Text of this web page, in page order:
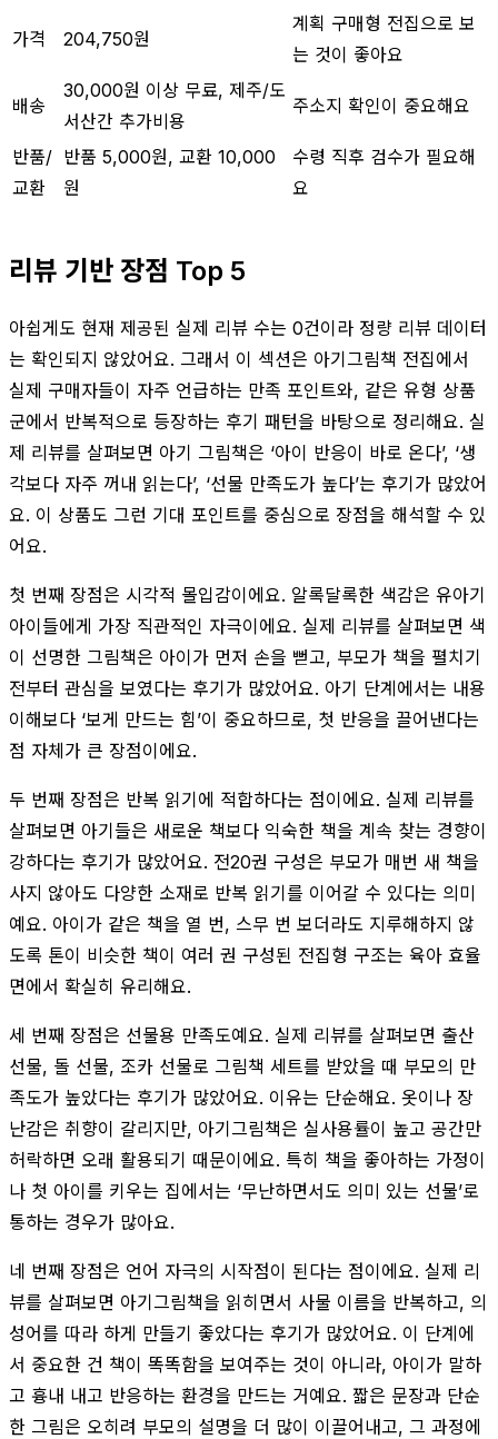
가격 204,750원
계획 구매형 전집으로 보
는 것이 좋아요
배송
30,000원 이상 무료, 제주/도
서산간 추가비용
주소지 확인이 중요해요
반품/
교환
반품 5,000원, 교환 10,000
원
수령 직후 검수가 필요해
요
리뷰 기반 장점 Top 5
아쉽게도 현재 제공된 실제 리뷰 수는 0건이라 정량 리뷰 데이터
는 확인되지 않았어요. 그래서 이 섹션은 아기그림책 전집에서
실제 구매자들이 자주 언급하는 만족 포인트와, 같은 유형 상품
군에서 반복적으로 등장하는 후기 패턴을 바탕으로 정리해요. 실
제 리뷰를 살펴보면 아기 그림책은 ‘아이 반응이 바로 온다’, ‘생
각보다 자주 꺼내 읽는다’, ‘선물 만족도가 높다’는 후기가 많았어
요. 이 상품도 그런 기대 포인트를 중심으로 장점을 해석할 수 있
어요.
첫 번째 장점은 시각적 몰입감이에요. 알록달록한 색감은 유아기
아이들에게 가장 직관적인 자극이에요. 실제 리뷰를 살펴보면 색
이 선명한 그림책은 아이가 먼저 손을 뻗고, 부모가 책을 펼치기
전부터 관심을 보였다는 후기가 많았어요. 아기 단계에서는 내용
이해보다 ‘보게 만드는 힘’이 중요하므로, 첫 반응을 끌어낸다는
점 자체가 큰 장점이에요.
두 번째 장점은 반복 읽기에 적합하다는 점이에요. 실제 리뷰를
살펴보면 아기들은 새로운 책보다 익숙한 책을 계속 찾는 경향이
강하다는 후기가 많았어요. 전20권 구성은 부모가 매번 새 책을
사지 않아도 다양한 소재로 반복 읽기를 이어갈 수 있다는 의미
예요. 아이가 같은 책을 열 번, 스무 번 보더라도 지루해하지 않
도록 톤이 비슷한 책이 여러 권 구성된 전집형 구조는 육아 효율
면에서 확실히 유리해요.
세 번째 장점은 선물용 만족도예요. 실제 리뷰를 살펴보면 출산
선물, 돌 선물, 조카 선물로 그림책 세트를 받았을 때 부모의 만
족도가 높았다는 후기가 많았어요. 이유는 단순해요. 옷이나 장
난감은 취향이 갈리지만, 아기그림책은 실사용률이 높고 공간만
허락하면 오래 활용되기 때문이에요. 특히 책을 좋아하는 가정이
나 첫 아이를 키우는 집에서는 ‘무난하면서도 의미 있는 선물’로
통하는 경우가 많아요.
네 번째 장점은 언어 자극의 시작점이 된다는 점이에요. 실제 리
뷰를 살펴보면 아기그림책을 읽히면서 사물 이름을 반복하고, 의
성어를 따라 하게 만들기 좋았다는 후기가 많았어요. 이 단계에
서 중요한 건 책이 똑똑함을 보여주는 것이 아니라, 아이가 말하
고 흉내 내고 반응하는 환경을 만드는 거예요. 짧은 문장과 단순
한 그림은 오히려 부모의 설명을 더 많이 이끌어내고, 그 과정에